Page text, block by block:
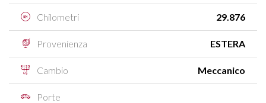
Chilometri 29.876
Provenienza ESTERA
Cambio Meccanico
Porte